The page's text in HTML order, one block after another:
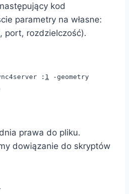
kod
parametry na własne:
port, rozdzielczość).
: 1
-geometry
prawa do pliku.
dowiązanie do skryptów